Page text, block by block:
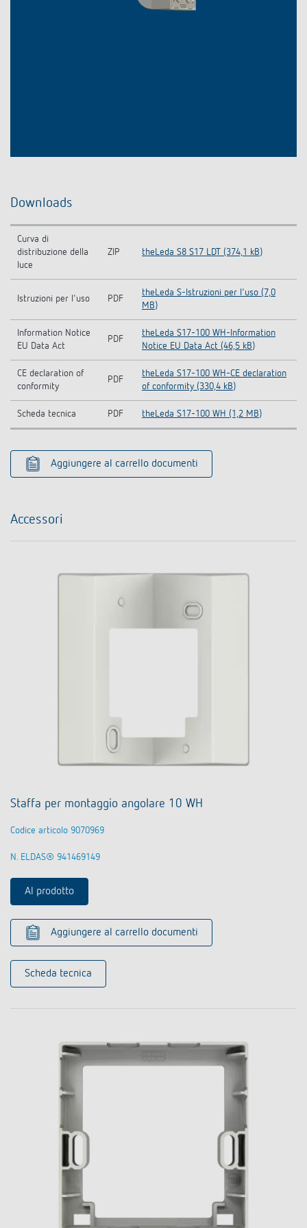
Downloads
Curva di
distribuzione della
luce
ZIP theLeda S8 S17 LDT (374,1 kB)
Istruzioni per l'uso PDF
theLeda S-Istruzioni per l'uso (7,0
MB)
Information Notice
EU Data Act
PDF
theLeda S17-100 WH-Information
Notice EU Data Act (46,5 kB)
CE declaration of
conformity
PDF
theLeda S17-100 WH-CE declaration
of conformity (330,4 kB)
Scheda tecnica PDF theLeda S17-100 WH (1,2 MB)
Aggiungere al carrello documenti
Accessori
Staffa per montaggio angolare 10 WH
Codice articolo 9070969
N. ELDAS® 941469149
Al prodotto
Aggiungere al carrello documenti
Scheda tecnica